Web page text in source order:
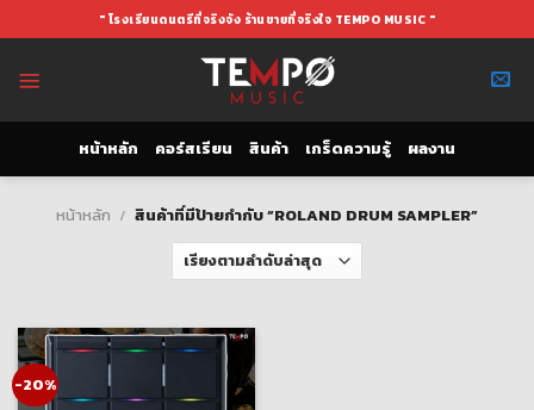
to
" โรงเรียนดนตรีที่จริงจัง ร้านขายที่จริงใจ TEMPO MUSIC "
หน้าหลัก คอร์สเรียน สินค้า เกร็ดความรู้ ผลงาน
หน้าหลัก / สินค้าที่มีป้ายกำกับ “ROLAND DRUM SAMPLER”
-20%